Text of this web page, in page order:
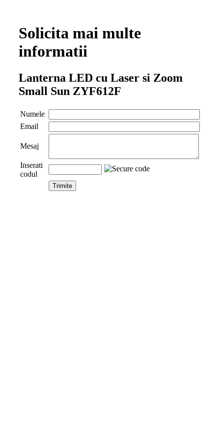
Solicita mai multe
informatii
Lanterna LED cu Laser si Zoom
Small Sun ZYF612F
Numele
Email
Mesaj
Inserati
codul